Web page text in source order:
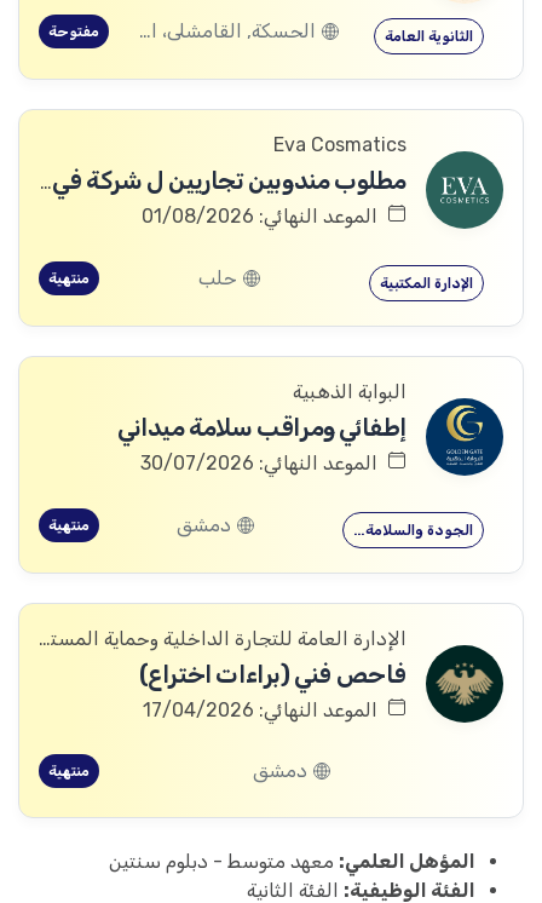
الثانوية العامة الحسكة, القامشلى، الحسكة, الكرامة، الرقة, اليعربية، المالكية، الحسكة, العريشة، الحسكة, الشدادي، الحسكة مفتوحة
Eva Cosmatics
مطلوب مندوبين تجاريين ل شركة في مجال المنتجات الطبية التجميلية
الموعد النهائي: 01/08/2026
الإدارة المكتبية حلب منتهية
البوابة الذهبية
إطفائي ومراقب سلامة ميداني
الموعد النهائي: 30/07/2026
الجودة والسلامة… دمشق منتهية
الإدارة العامة للتجارة الداخلية وحماية المستهلك
فاحص فني (براءات اختراع)
الموعد النهائي: 17/04/2026
دمشق منتهية
المؤهل العلمي: معهد متوسط - دبلوم سنتين
الفئة الوظيفية: الفئة الثانية